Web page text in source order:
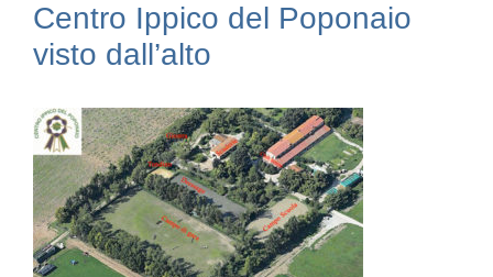
Centro Ippico del Poponaio
visto dall’alto